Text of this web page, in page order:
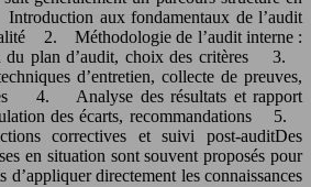
aux fondamentaux de l’audit
2. Méthodologie de l’audit interne :
du plan d’audit, choix des critères 3.
d’entretien, collecte de preuves,
4. Analyse des résultats et rapport
des écarts, recommandations 5.
correctives et suivi post-auditDes
en situation sont souvent proposés pour
d’appliquer directement les connaissances